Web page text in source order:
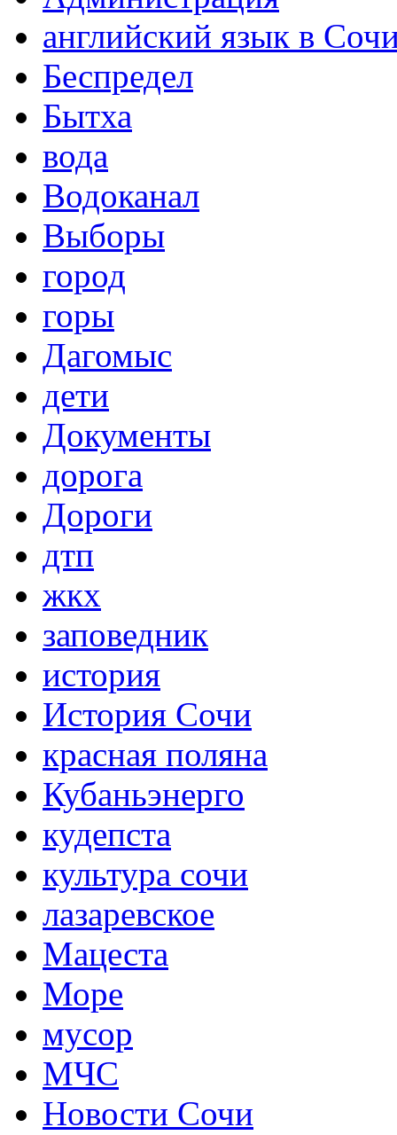
английский язык в
Беспредел
Бытха
вода
Водоканал
Выборы
город
горы
Дагомыс
дети
Документы
дорога
Дороги
дтп
жкх
заповедник
история
История Сочи
красная поляна
Кубаньэнерго
кудепста
культура сочи
лазаревское
Мацеста
Море
мусор
МЧС
Новости Сочи